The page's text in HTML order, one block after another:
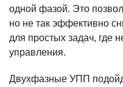
одной фазой. Это
но не так эффективно
для простых задач, где
управления.
Двухфазные УПП